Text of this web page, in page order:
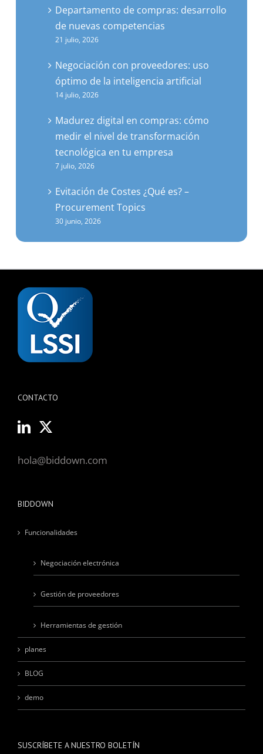
Departamento de compras: desarrollo
de nuevas competencias
21 julio, 2026
Negociación con proveedores: uso
óptimo de la inteligencia artificial
14 julio, 2026
Madurez digital en compras: cómo
medir el nivel de transformación
tecnológica en tu empresa
7 julio, 2026
Evitación de Costes ¿Qué es? –
Procurement Topics
30 junio, 2026
CONTACTO
hola@biddown.com
BIDDOWN
Funcionalidades
Negociación electrónica
Gestión de proveedores
Herramientas de gestión
planes
BLOG
demo
SUSCRÍBETE A NUESTRO BOLETÍN